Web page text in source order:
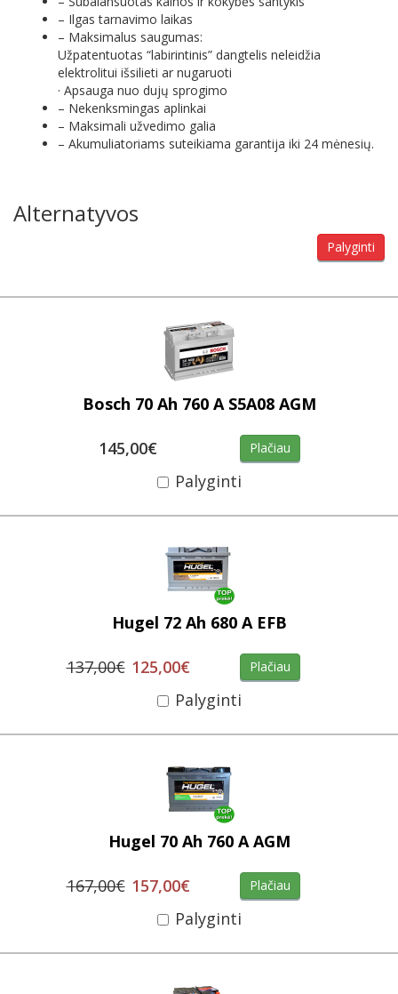
– Ilgas tarnavimo laikas
– Maksimalus saugumas:
Užpatentuotas “labirintinis” dangtelis neleidžia
elektrolitui išsilieti ar nugaruoti
· Apsauga nuo dujų sprogimo
– Nekenksmingas aplinkai
– Maksimali užvedimo galia
– Akumuliatoriams suteikiama garantija iki 24 mėnesių.
Alternatyvos
Palyginti
Bosch 70 Ah 760 A S5A08 AGM
145,00€ Plačiau
Palyginti
Hugel 72 Ah 680 A EFB
137,00€ 125,00€ Plačiau
Palyginti
Hugel 70 Ah 760 A AGM
167,00€ 157,00€ Plačiau
Palyginti